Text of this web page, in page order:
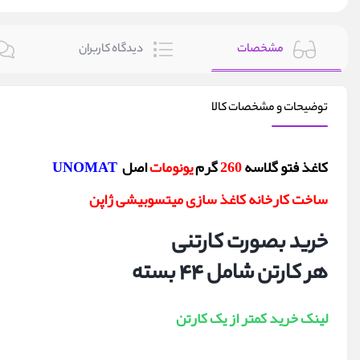
مشخصات دیدگاه کاربران
توضیحات و مشخصات کالا
کاغذ فتو گلاسه260گرمیونوماتاصلUNOMAT
ساخت کارخانه کاغذ سازی میتسوبیشی ژاپن
خرید بصورت کارتنی
هر کارتن شامل 44 بسته
لینک خرید کمتر از یک کارتن